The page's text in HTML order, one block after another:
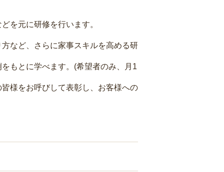
を元に研修を行います。
など、さらに家事スキルを高める研
もとに学べます。(希望者のみ、月1
様をお呼びして表彰し、お客様への